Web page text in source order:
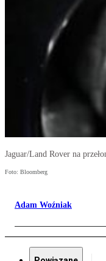
Jaguar/Land Rover na
Foto: Bloomberg
Adam Woźniak